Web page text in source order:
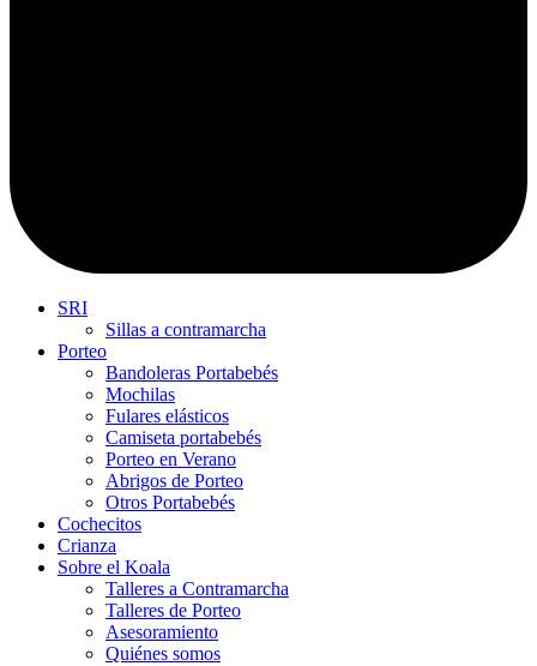
SRI
Sillas a contramarcha
Porteo
Bandoleras Portabebés
Mochilas
Fulares elásticos
Camiseta portabebés
Porteo en Verano
Abrigos de Porteo
Otros Portabebés
Cochecitos
Crianza
Sobre el Koala
Talleres a Contramarcha
Talleres de Porteo
Asesoramiento
Quiénes somos